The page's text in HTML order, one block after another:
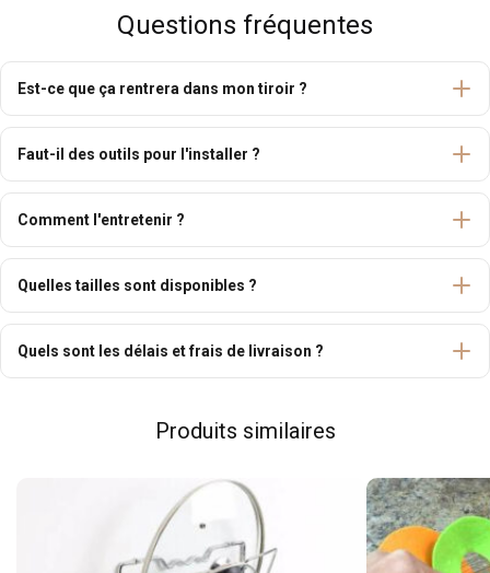
Questions fréquentes
Est-ce que ça rentrera dans mon tiroir ?
Faut-il des outils pour l'installer ?
Comment l'entretenir ?
Quelles tailles sont disponibles ?
Quels sont les délais et frais de livraison ?
Produits similaires